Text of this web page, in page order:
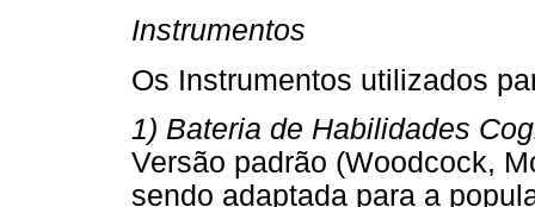
Instrumentos
Os Instrumentos utilizados
1) Bateria de Habilidades
Versão padrão (Woodcock,
sendo adaptada para a